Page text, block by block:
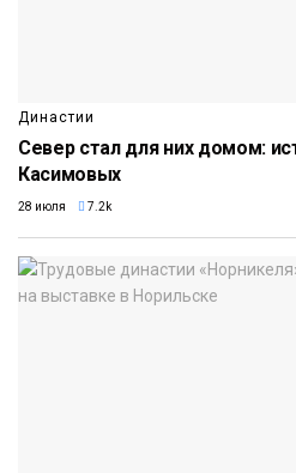
Династии
Север стал для них домом:
Касимовых
28 июля 7.2k